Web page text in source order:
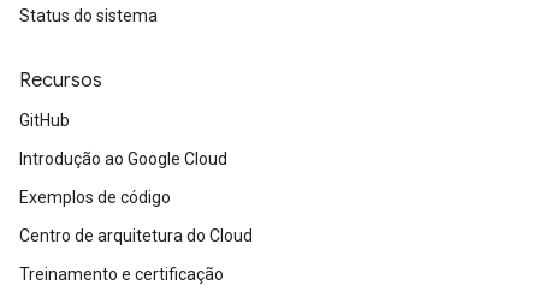
Status do sistema
Recursos
GitHub
Introdução ao Google Cloud
Exemplos de código
Centro de arquitetura do Cloud
Treinamento e certificação